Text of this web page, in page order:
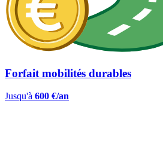
Forfait mobilités durables
Jusqu'à 600 €/an